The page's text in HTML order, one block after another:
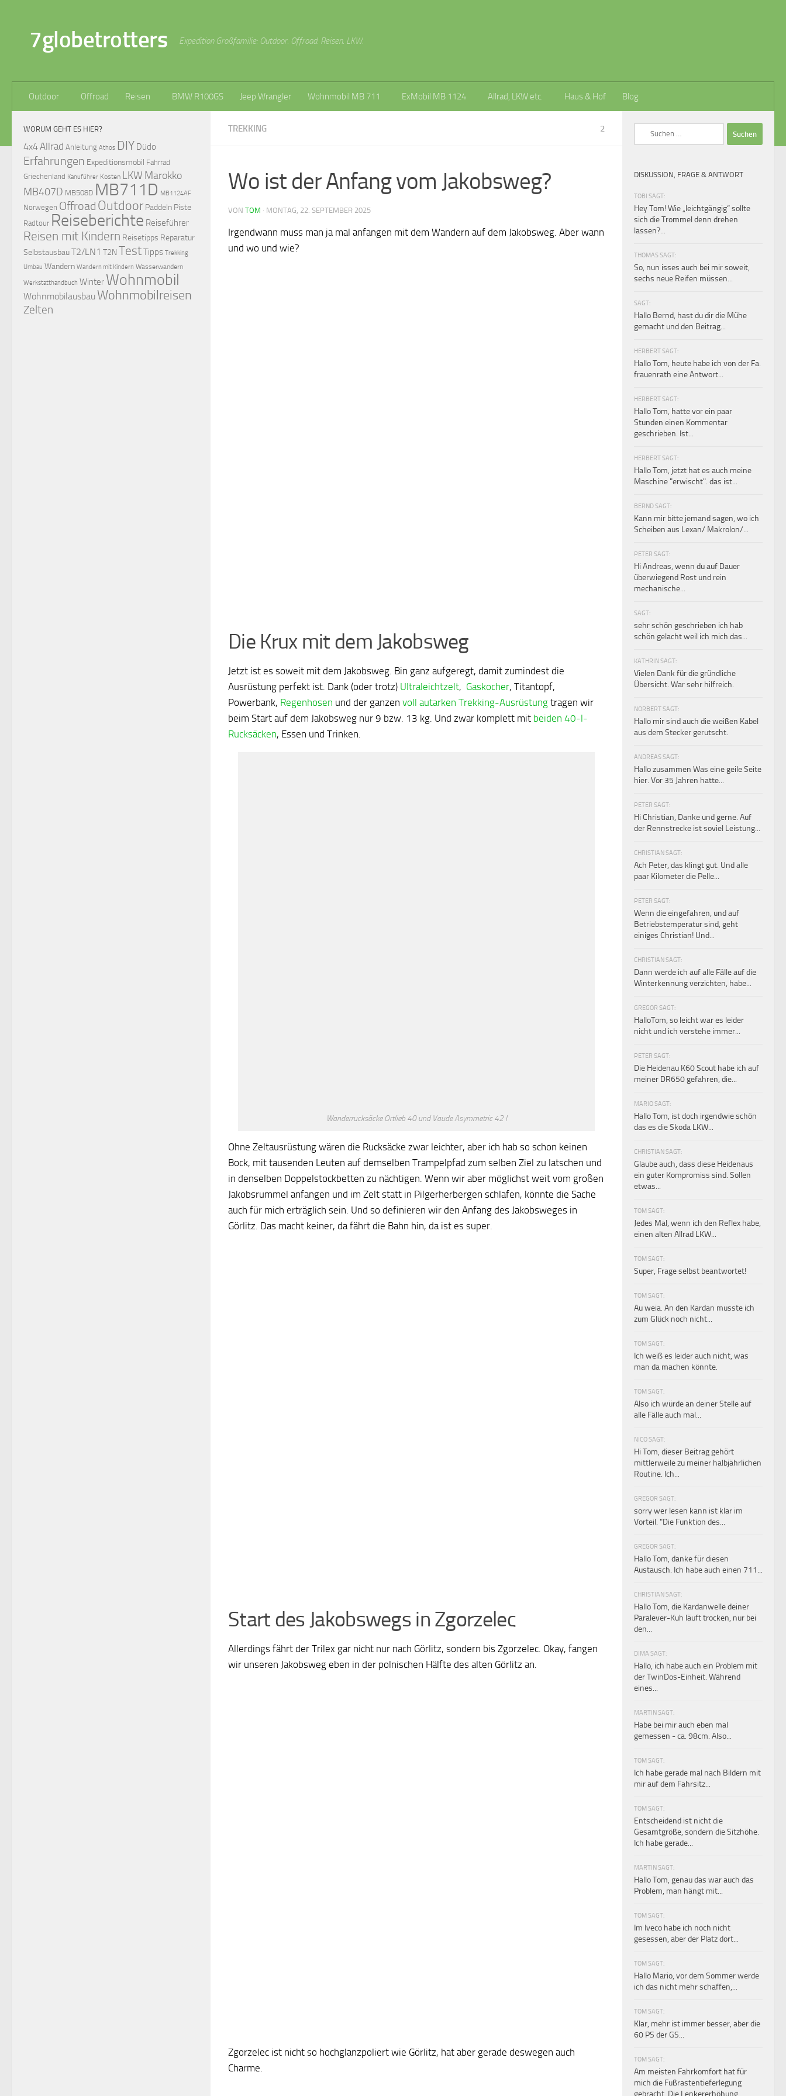
7globetrotters Expedition Großfamilie: Outdoor. Offroad. Reisen. LKW.
Outdoor Offroad Reisen BMW R100GS Jeep Wrangler Wohnmobil MB 711 ExMobil MB 1124 Allrad, LKW etc. Haus & Hof Blog
TREKKING 2
Wo ist der Anfang vom Jakobsweg?
VON TOM · MONTAG, 22. SEPTEMBER 2025
Irgendwann muss man ja mal anfangen mit dem Wandern auf dem Jakobsweg. Aber wann
und wo und wie?
Die Krux mit dem Jakobsweg
Jetzt ist es soweit mit dem Jakobsweg. Bin ganz aufgeregt, damit zumindest die
Ausrüstung perfekt ist. Dank (oder trotz) Ultraleichtzelt, Gaskocher, Titantopf,
Powerbank, Regenhosen und der ganzen voll autarken Trekking-Ausrüstung tragen wir
beim Start auf dem Jakobsweg nur 9 bzw. 13 kg. Und zwar komplett mit beiden 40-l-
Rucksäcken, Essen und Trinken.
Wanderrucksäcke Ortlieb 40 und Vaude Asymmetric 42 l
Ohne Zeltausrüstung wären die Rucksäcke zwar leichter, aber ich hab so schon keinen
Bock, mit tausenden Leuten auf demselben Trampelpfad zum selben Ziel zu latschen und
in denselben Doppelstockbetten zu nächtigen. Wenn wir aber möglichst weit vom großen
Jakobsrummel anfangen und im Zelt statt in Pilgerherbergen schlafen, könnte die Sache
auch für mich erträglich sein. Und so definieren wir den Anfang des Jakobsweges in
Görlitz. Das macht keiner, da fährt die Bahn hin, da ist es super.
Start des Jakobswegs in Zgorzelec
Allerdings fährt der Trilex gar nicht nur nach Görlitz, sondern bis Zgorzelec. Okay, fangen
wir unseren Jakobsweg eben in der polnischen Hälfte des alten Görlitz an.
Zgorzelec ist nicht so hochglanzpoliert wie Görlitz, hat aber gerade deswegen auch
Charme.
WORUM GEHT ES HIER?
4x4Allrad Anleitung Athos DIY Düdo
Erfahrungen Expeditionsmobil Fahrrad
Griechenland Kanuführer Kosten LKW Marokko
MB407D MB508D MB711D MB1124AF
Norwegen Offroad Outdoor Paddeln Piste
Radtour Reiseberichte Reiseführer
Reisen mit Kindern Reisetipps Reparatur
SelbstausbauT2/LN1 T2N TestTipps Trekking
Umbau Wandern Wandern mit Kindern Wasserwandern
Werkstatthandbuch Winter Wohnmobil
Wohnmobilausbau Wohnmobilreisen
Zelten
DISKUSSION, FRAGE & ANTWORT
TOBI SAGT:
Hey Tom! Wie „leichtgängig“ sollte
sich die Trommel denn drehen
lassen?...
THOMAS SAGT:
So, nun isses auch bei mir soweit,
sechs neue Reifen müssen...
SAGT:
Hallo Bernd, hast du dir die Mühe
gemacht und den Beitrag...
HERBERT SAGT:
Hallo Tom, heute habe ich von der Fa.
frauenrath eine Antwort...
HERBERT SAGT:
Hallo Tom, hatte vor ein paar
Stunden einen Kommentar
geschrieben. Ist...
HERBERT SAGT:
Hallo Tom, jetzt hat es auch meine
Maschine "erwischt". das ist...
BERND SAGT:
Kann mir bitte jemand sagen, wo ich
Scheiben aus Lexan/ Makrolon/...
PETER SAGT:
Hi Andreas, wenn du auf Dauer
überwiegend Rost und rein
mechanische...
SAGT:
sehr schön geschrieben ich hab
schön gelacht weil ich mich das...
KATHRIN SAGT:
Vielen Dank für die gründliche
Übersicht. War sehr hilfreich.
NORBERT SAGT:
Hallo mir sind auch die weißen Kabel
aus dem Stecker gerutscht.
ANDREAS SAGT:
Hallo zusammen Was eine geile Seite
hier. Vor 35 Jahren hatte...
PETER SAGT:
Hi Christian, Danke und gerne. Auf
der Rennstrecke ist soviel Leistung...
CHRISTIAN SAGT:
Ach Peter, das klingt gut. Und alle
paar Kilometer die Pelle...
PETER SAGT:
Wenn die eingefahren, und auf
Betriebstemperatur sind, geht
einiges Christian! Und...
CHRISTIAN SAGT:
Dann werde ich auf alle Fälle auf die
Winterkennung verzichten, habe...
GREGOR SAGT:
HalloTom, so leicht war es leider
nicht und ich verstehe immer...
PETER SAGT:
Die Heidenau K60 Scout habe ich auf
meiner DR650 gefahren, die...
MARIO SAGT:
Hallo Tom, ist doch irgendwie schön
das es die Skoda LKW...
CHRISTIAN SAGT:
Glaube auch, dass diese Heidenaus
ein guter Kompromiss sind. Sollen
etwas...
TOM SAGT:
Jedes Mal, wenn ich den Reflex habe,
einen alten Allrad LKW...
TOM SAGT:
Super, Frage selbst beantwortet!
TOM SAGT:
Au weia. An den Kardan musste ich
zum Glück noch nicht...
TOM SAGT:
Ich weiß es leider auch nicht, was
man da machen könnte.
TOM SAGT:
Also ich würde an deiner Stelle auf
alle Fälle auch mal...
NICO SAGT:
Hi Tom, dieser Beitrag gehört
mittlerweile zu meiner halbjährlichen
Routine. Ich...
GREGOR SAGT:
sorry wer lesen kann ist klar im
Vorteil. "Die Funktion des...
GREGOR SAGT:
Hallo Tom, danke für diesen
Austausch. Ich habe auch einen 711...
CHRISTIAN SAGT:
Hallo Tom, die Kardanwelle deiner
Paralever-Kuh läuft trocken, nur bei
den...
DIMA SAGT:
Hallo, ich habe auch ein Problem mit
der TwinDos-Einheit. Während
eines...
MARTIN SAGT:
Habe bei mir auch eben mal
gemessen - ca. 98cm. Also...
TOM SAGT:
Ich habe gerade mal nach Bildern mit
mir auf dem Fahrsitz...
TOM SAGT:
Entscheidend ist nicht die
Gesamtgröße, sondern die Sitzhöhe.
Ich habe gerade...
MARTIN SAGT:
Hallo Tom, genau das war auch das
Problem, man hängt mit...
TOM SAGT:
Im Iveco habe ich noch nicht
gesessen, aber der Platz dort...
TOM SAGT:
Hallo Mario, vor dem Sommer werde
ich das nicht mehr schaffen,...
TOM SAGT:
Klar, mehr ist immer besser, aber die
60 PS der GS...
TOM SAGT:
Am meisten Fahrkomfort hat für
mich die Fußrastentieferlegung
gebracht. Die Lenkererhöhung...